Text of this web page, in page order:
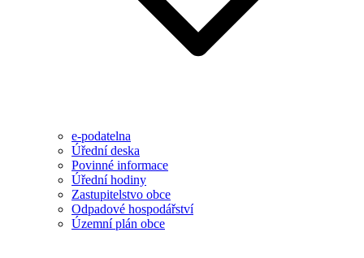
e-podatelna
Úřední deska
Povinné informace
Úřední hodiny
Zastupitelstvo obce
Odpadové hospodářství
Územní plán obce